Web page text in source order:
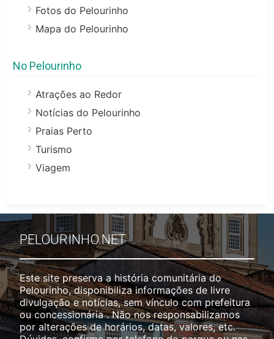
Fotos do Pelourinho
Mapa do Pelourinho
No Pelourinho
Atrações ao Redor
Notícias do Pelourinho
Praias Perto
Turismo
Viagem
PELOURINHO.NET
Este site preserva a história comunitária do
Pelourinho, disponibiliza informações de livre
divulgação e notícias, sem vínculo com prefeitura
ou concessionária . Não nos responsabilizamos
por alterações de horários, datas, valores, etc.